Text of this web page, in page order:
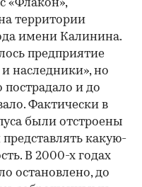
«Флакон»,
территории
имени Калинина.
предприятие
наследники», но
пострадало и до
Фактически в
были отстроены
какую-
В 2000-х годах
остановлено, до